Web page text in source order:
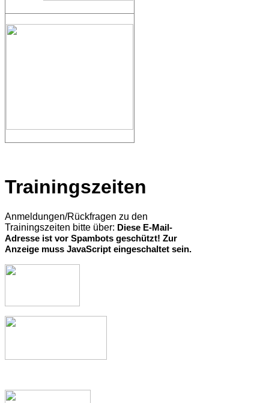
Trainingszeiten
Anmeldungen/Rückfragen zu den
Trainingszeiten bitte über: Diese E-Mail-
Adresse ist vor Spambots geschützt! Zur
Anzeige muss JavaScript eingeschaltet sein.